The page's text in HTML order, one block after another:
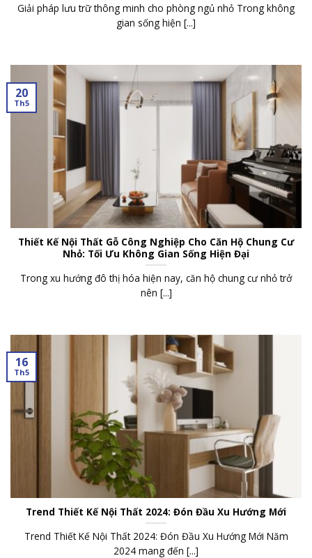
Giải pháp lưu trữ thông minh cho phòng ngủ nhỏ Trong không
gian sống hiện [...]
Thiết Kế Nội Thất Gỗ Công Nghiệp Cho Căn Hộ Chung Cư
Nhỏ: Tối Ưu Không Gian Sống Hiện Đại
Trong xu hướng đô thị hóa hiện nay, căn hộ chung cư nhỏ trở
nên [...]
20
Th5
Trend Thiết Kế Nội Thất 2024: Đón Đầu Xu Hướng Mới
Trend Thiết Kế Nội Thất 2024: Đón Đầu Xu Hướng Mới Năm
2024 mang đến [...]
16
Th5